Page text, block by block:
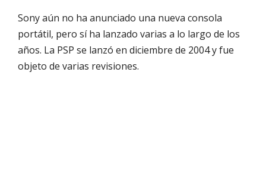
Sony aún no ha anunciado una nueva consola
portátil, pero sí ha lanzado varias a lo largo de los
años. La PSP se lanzó en diciembre de 2004 y fue
objeto de varias revisiones.